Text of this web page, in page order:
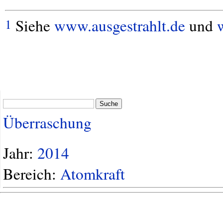
1 Siehe www.ausgestrahlt.de und
Suche
Überraschung
Jahr: 2014
Bereich: Atomkraft